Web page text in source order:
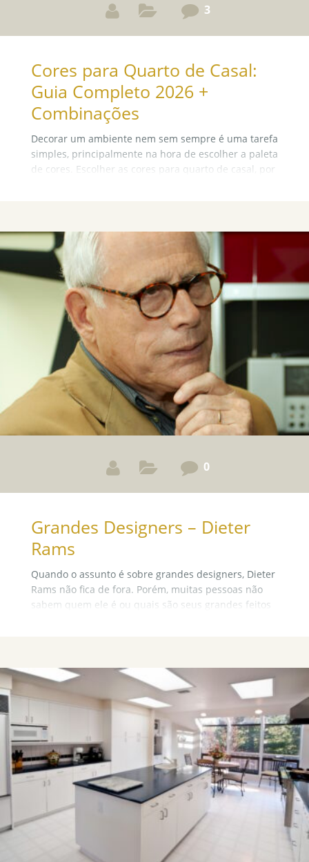
3
Cores para Quarto de Casal:
Guia Completo 2026 +
Combinações
Decorar um ambiente nem sem sempre é uma tarefa
simples, principalmente na hora de escolher a paleta
de cores. Escolher as cores para quarto de casal, por
essa missão de colorir o quarto de casal!
0
Grandes Designers – Dieter
Rams
Quando o assunto é sobre grandes designers, Dieter
Rams não fica de fora. Porém, muitas pessoas não
sabem quem ele é ou quais são seus grandes feitos